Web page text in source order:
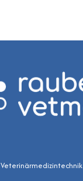
Veterinärmedizintechnik